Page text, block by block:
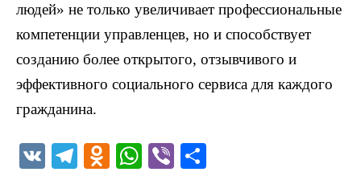
людей» не только увеличивает профессиональные
компетенции управленцев, но и способствует
созданию более открытого, отзывчивого и
эффективного социального сервиса для каждого
гражданина.
V
T
O W Vi